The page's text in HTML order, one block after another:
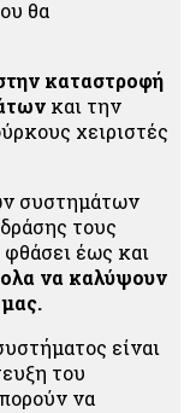
θα
καταστροφή
και την
χειριστές
συστημάτων
τους
φθάσει έως και
να καλύψουν
είναι
του
να